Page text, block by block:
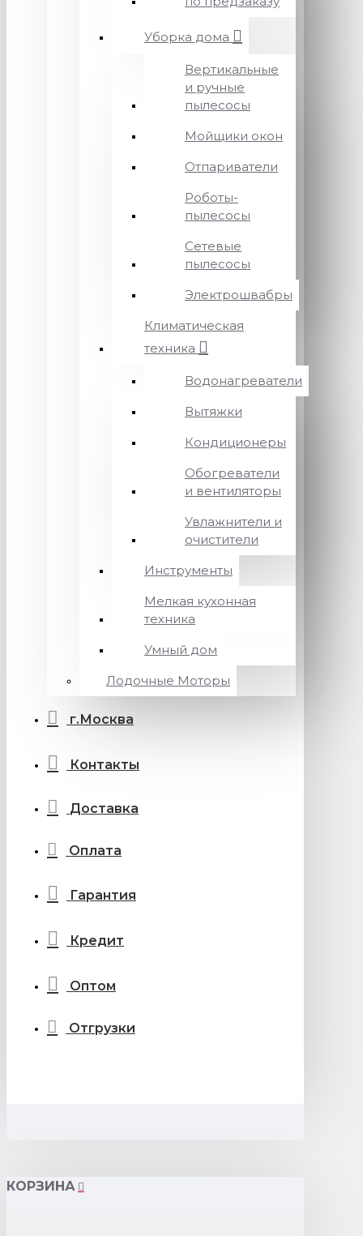
Уборка дома
Вертикальные
и ручные
пылесосы
Мойщики окон
Отпариватели
Роботы-
пылесосы
Сетевые
пылесосы
Электрошвабры
Климатическая
техника
Водонагреватели
Вытяжки
Кондиционеры
Обогреватели
и вентиляторы
Увлажнители и
очистители
Инструменты
Мелкая кухонная
техника
Умный дом
Лодочные Моторы
г.Москва
Контакты
Доставка
Оплата
Гарантия
Кредит
Оптом
Отгрузки
КОРЗИНА